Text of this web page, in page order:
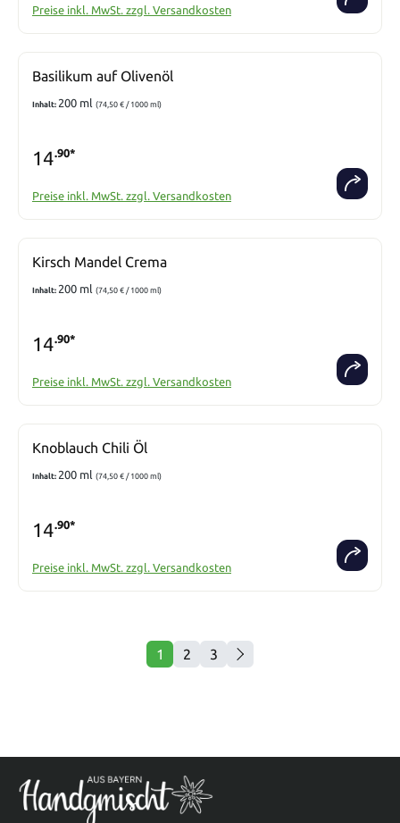
Preise inkl. MwSt. zzgl. Versandkosten
Basilikum auf Olivenöl
Inhalt: 200 ml (74,50 € / 1000 ml)
14.90*
Preise inkl. MwSt. zzgl. Versandkosten
Kirsch Mandel Crema
Inhalt: 200 ml (74,50 € / 1000 ml)
14.90*
Preise inkl. MwSt. zzgl. Versandkosten
Knoblauch Chili Öl
Inhalt: 200 ml (74,50 € / 1000 ml)
14.90*
Preise inkl. MwSt. zzgl. Versandkosten
Seite
1 Seite
2 Seite
3